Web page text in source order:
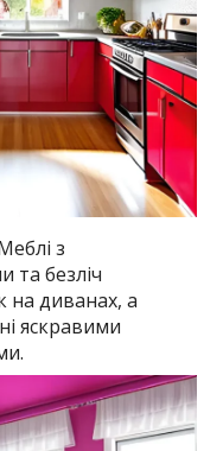
з
безліч
на диванах, а
яскравими